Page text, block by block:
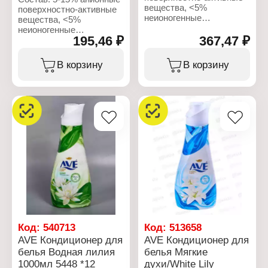
Назначение:
универсальное
Форма выпуска: гель
Назначение:
универсальное
поверхностно-активные
вещества, <5%
неионогенные
поверхностно-активные
вещества, оптический
отбеливатель, мыло,
ароматизирующие
Характеристики:
Бренд: AVE
Тип товара: Средство
для стирки
Назначение: для
цветных вещей
Форма выпуска: гель
Объем: 1 л
195,46 ₽
В корзину
вещества, <5%
неионогенные
вещества, оптический
отбеливатель, мыло,
ароматизирующие
добавки, консерванты.
Характеристики:
Бренд: AVE
Тип товара: Средство
для стирки
Назначение: для
цветных вещей
Форма выпуска: гель
Объем: 1,9 л
367,47 ₽
В корзину
Код: 540713
AVE Кондиционер для
белья Водная лилия
1000мл 5448 *12
Код:513658
AVE Кондиционер для
белья Мягкие
духи/White Lily